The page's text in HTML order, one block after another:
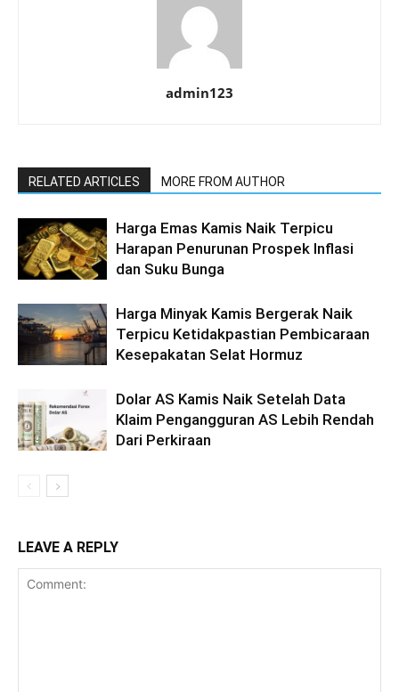
admin123
RELATED ARTICLES MORE FROM AUTHOR
Harga Emas Kamis Naik Terpicu
Harapan Penurunan Prospek Inflasi
dan Suku Bunga
Harga Minyak Kamis Bergerak Naik
Terpicu Ketidakpastian Pembicaraan
Kesepakatan Selat Hormuz
Dolar AS Kamis Naik Setelah Data
Klaim Pengangguran AS Lebih Rendah
Dari Perkiraan
LEAVE A REPLY